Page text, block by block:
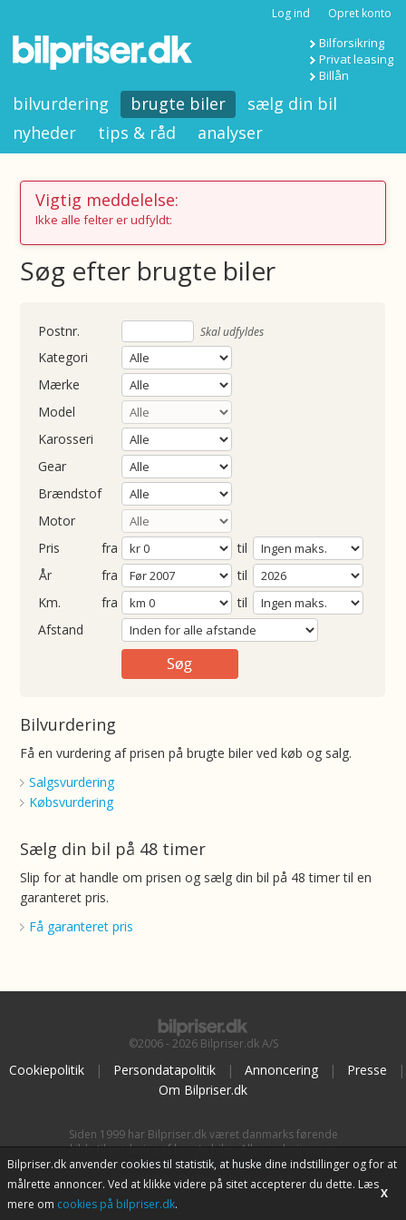
Log ind Opret konto
Bilforsikring
Privat leasing
Billån
bilvurdering brugte biler
sælg din bil
nyheder
tips & råd analyser
Vigtig meddelelse:
Ikke alle felter er udfyldt:
Søg efter brugte biler
Skal udfyldes
Kategori
Mærke
Model
Karosseri
Gear
Brændstof
Motor
Pris
fra
til
fra
til
fra
til
Afstand
Bilvurdering
Få en vurdering af prisen på brugte biler ved køb og salg.
Salgsvurdering
Købsvurdering
Sælg din bil på 48 timer
Slip for at handle om prisen og sælg din bil på 48 timer til en
garanteret pris.
Få garanteret pris
©2006 - 2026 Bilpriser.dk A/S
Cookiepolitik | Persondatapolitik | Annoncering | Presse
|
Om Bilpriser.dk
Siden 1999 har Bilpriser.dk været danmarks førende
kilde til vurdering af brugte biler. Alle vurderinger er
baseret påBilpriserPro Prisberegning , bilbranchens
uafhængige værktøj til bilvurdering.
Bilpriser.dk anvender cookies til statistik, at huske dine indstillinger og for at
målrette annoncer. Ved at klikke videre på sitet accepterer du dette. Læs
mere om cookies på bilpriser.dk.
X